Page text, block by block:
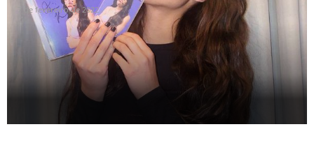
7 de fevereiro de 2022